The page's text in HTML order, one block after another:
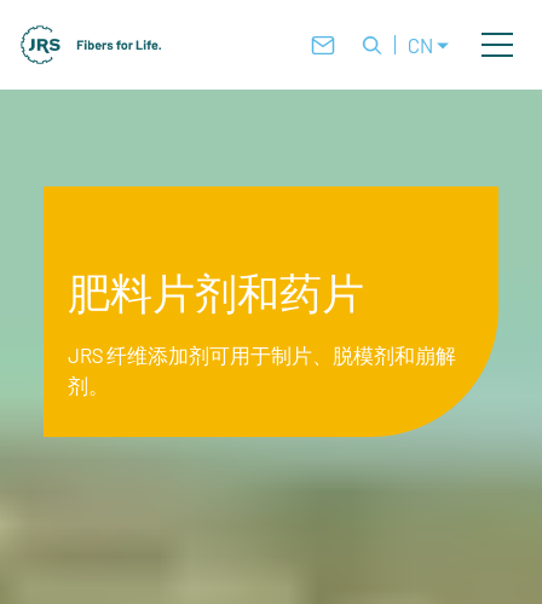
CN
肥料片剂和药片
JRS 纤维添加剂可用于制片、脱模剂和崩解
剂。